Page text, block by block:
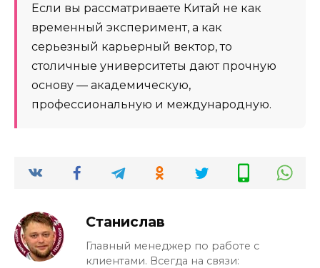
Если вы рассматриваете Китай не как
временный эксперимент, а как
серьезный карьерный вектор, то
столичные университеты дают прочную
основу — академическую,
профессиональную и международную.
Станислав
Главный менеджер по работе с
клиентами. Всегда на связи: